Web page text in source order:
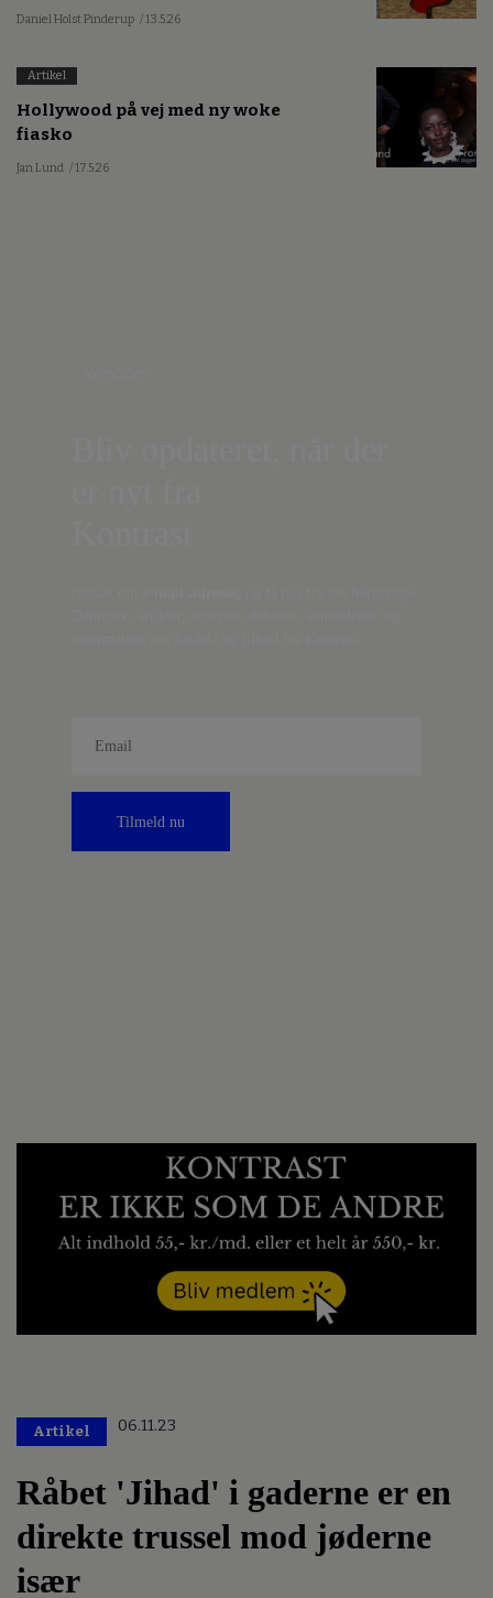
Daniel Holst Pinderup / 13.5.26
Artikel
Hollywood på vej med ny woke
fiasko
Jan Lund / 17.5.26
Tilmeld nu
Artikel 06.11.23
Råbet 'Jihad' i gaderne er en
direkte trussel mod jøderne
især